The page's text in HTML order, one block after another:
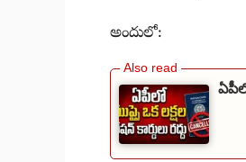
అందులో:
ఏపీలో